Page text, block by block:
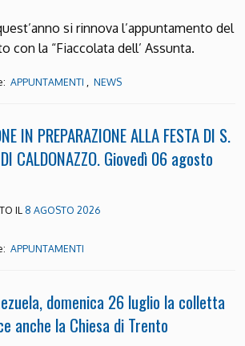
si rinnova l’appuntamento del
con la “Fiaccolata dell’ Assunta.
APPUNTAMENTI , NEWS
IN PREPARAZIONE ALLA FESTA DI S.
CALDONAZZO. Giovedì 06 agosto
IL 8 AGOSTO 2026
APPUNTAMENTI
domenica 26 luglio la colletta
anche la Chiesa di Trento